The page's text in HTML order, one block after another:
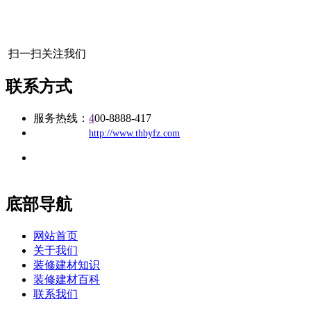
扫一扫关注我们
联系方式
服务热线： 400-8888-417
http://www.thbyfz.com
底部导航
网站首页
关于我们
装修建材知识
装修建材百科
联系我们